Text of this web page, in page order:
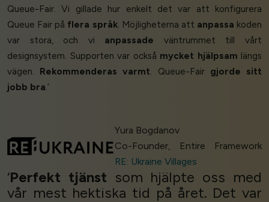
Queue-Fair. Vi gillade hur enkelt det var att konfigurera
Queue Fair på flera språk. Möjligheterna att anpassa koden
var stora, och vi anpassade väntrummet till vårt
designsystem. Supporten var också mycket hjälpsam längs
vägen. Rekommenderas varmt. Queue-Fair gjorde sitt
jobb bra.’
Yura Bogdanov
Co-Founder, Entire Framework
RE: Ukraine Villages
‘Perfekt tjänst som hjälpte oss med
vår mest hektiska tid på året. Det var